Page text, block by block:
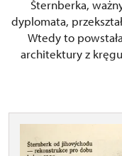
Šternberka,
dyplomata,
Wtedy to
architektury z